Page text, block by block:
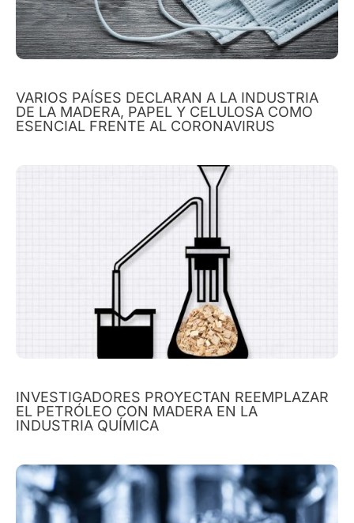
VARIOS PAÍSES DECLARAN A LA INDUSTRIA
DE LA MADERA, PAPEL Y CELULOSA COMO
ESENCIAL FRENTE AL CORONAVIRUS
INVESTIGADORES PROYECTAN REEMPLAZAR
EL PETRÓLEO CON MADERA EN LA
INDUSTRIA QUÍMICA